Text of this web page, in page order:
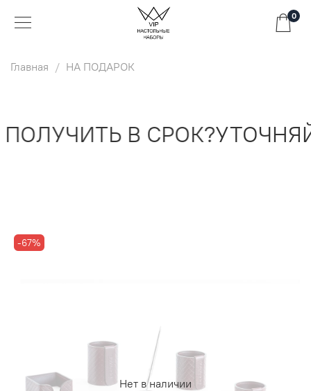
0
Главная НА ПОДАРОК
В СРОК?
Нет в наличии
-67%